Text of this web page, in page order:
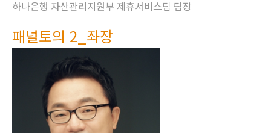
하나은행 자산관리지원부 제휴서비스팀 팀장
패널토의 2_좌장